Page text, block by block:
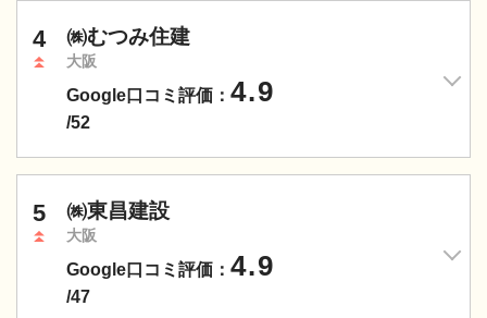
4 ㈱むつみ住建
大阪
Google口コミ評価： 4.9
/52
5 ㈱東昌建設
大阪
Google口コミ評価： 4.9
/47